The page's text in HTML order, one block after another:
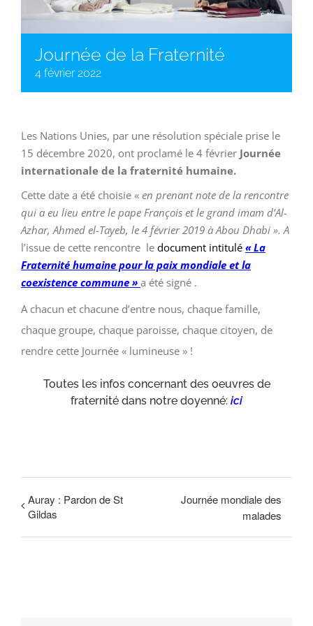
Journée de la Fraternité
4 février 2022
Les Nations Unies, par une résolution spéciale prise le
15 décembre 2020, ont proclamé le 4 février Journée
internationale de la fraternité humaine.
Cette date a été choisie « en prenant note de la rencontre
qui a eu lieu entre le pape François et le grand imam d’Al-
Azhar, Ahmed el-Tayeb, le 4 février 2019 à Abou Dhabi ». A
l’issue de cette rencontre le document intitulé « La
Fraternité humaine pour la paix mondiale et la
coexistence commune » a été signé .
A chacun et chacune d’entre nous, chaque famille,
chaque groupe, chaque paroisse, chaque citoyen, de
rendre cette Journée « lumineuse » !
Toutes les infos concernant des oeuvres de
fraternité dans notre doyenné: ici
Auray : Pardon de St
Gildas
Journée mondiale des
malades